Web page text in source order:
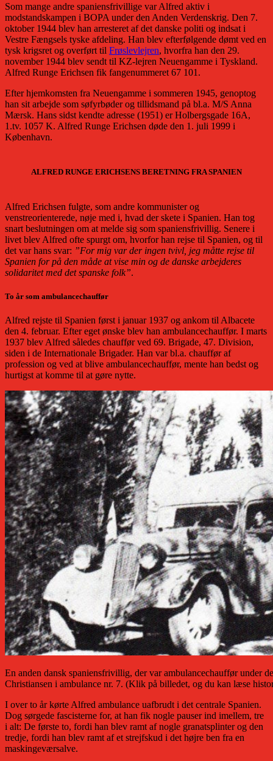
Som mange andre spaniensfrivillige var Alfred aktiv i
modstandskampen i BOPA under den Anden Verdenskrig. Den 7.
oktober 1944 blev han arresteret af det danske politi og indsat i
Vestre Fængsels tyske afdeling. Han blev efterfølgende dømt ved en
tysk krigsret og overført til Frøslevlejren, hvorfra han den 29.
november 1944 blev sendt til KZ-lejren Neuengamme i Tyskland.
Alfred Runge Erichsen fik fangenummeret 67 101.
Efter hjemkomsten fra Neuengamme i sommeren 1945, genoptog
han sit arbejde som søfyrbøder og tillidsmand på bl.a. M/S Anna
Mærsk. Hans sidst kendte adresse (1951) er Holbergsgade 16A,
1.tv. 1057 K. Alfred Runge Erichsen døde den 1. juli 1999 i
København.
ALFRED RUNGE ERICHSENS BERETNING FRA SPANIEN
Alfred Erichsen fulgte, som andre kommunister og
venstreorienterede, nøje med i, hvad der skete i Spanien. Han tog
snart beslutningen om at melde sig som spaniensfrivillig. Senere i
livet blev Alfred ofte spurgt om, hvorfor han rejse til Spanien, og til
det var hans svar: ”For mig var der ingen tvivl, jeg måtte rejse til
Spanien for på den måde at vise min og de danske arbejderes
solidaritet med det spanske folk”.
To år som ambulancechauffør
Alfred rejste til Spanien først i januar 1937 og ankom til Albacete
den 4. februar. Efter eget ønske blev han ambulancechauffør. I marts
1937 blev Alfred således chauffør ved 69. Brigade, 47. Division,
siden i de Internationale Brigader. Han var bl.a. chauffør af
profession og ved at blive ambulancechauffør, mente han bedst og
hurtigst at komme til at gøre nytte.
En anden dansk spaniensfrivillig, der var ambulancechauffør under
Christiansen i ambulance nr. 7. (Klik på billedet, og du kan læse
I over to år kørte Alfred ambulance uafbrudt i det centrale Spanien.
Dog sørgede fascisterne for, at han fik nogle pauser ind imellem, tre
i alt: De første to, fordi han blev ramt af nogle granatsplinter og den
tredje, fordi han blev ramt af et strejfskud i det højre ben fra en
maskingeværsalve.